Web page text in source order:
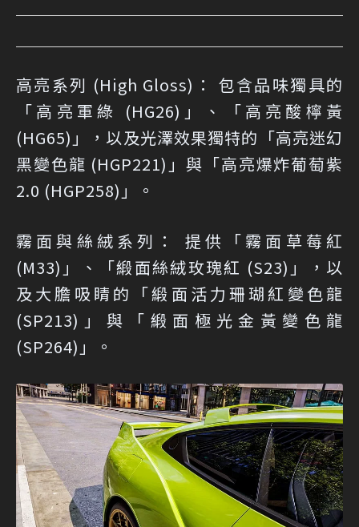
高亮系列 (High Gloss)： 包含品味獨具的
「高亮軍綠 (HG26)」、「高亮酸檸黃
(HG65)」，以及光澤效果獨特的「高亮迷幻
黑變色龍 (HGP221)」與「高亮爆炸葡萄紫
2.0 (HGP258)」。
霧面與絲絨系列： 提供「霧面草莓紅
(M33)」、「緞面絲絨玫瑰紅 (S23)」，以
及大膽吸睛的「緞面活力珊瑚紅變色龍
(SP213)」與「緞面極光金黃變色龍
(SP264)」。